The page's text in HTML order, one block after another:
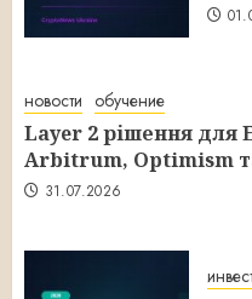
новости обучение
Layer 2 рішення для
Arbitrum, Optimism
31.07.2026